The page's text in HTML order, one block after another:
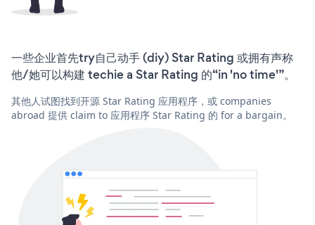
一些企业首先try自己动手 (diy) Star Rating 或拥有声称
他/她可以构建 techie a Star Rating 的“in 'no time'”。
其他人试图找到开源 Star Rating 应用程序，或 companies
abroad 提供 claim to 应用程序 Star Rating 的 for a bargain。